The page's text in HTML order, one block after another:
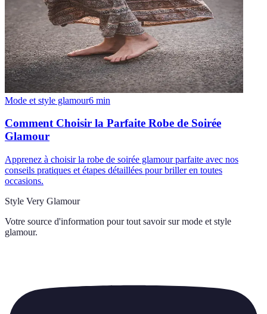
Mode et style glamour6 min
Comment Choisir la Parfaite Robe de Soirée
Glamour
Apprenez à choisir la robe de soirée glamour parfaite avec nos
conseils pratiques et étapes détaillées pour briller en toutes
occasions.
Style Very Glamour
Votre source d'information pour tout savoir sur mode et style
glamour.